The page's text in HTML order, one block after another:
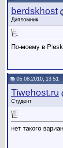
berdskhost
Дипломник
По-моему в
05.08.2010, 13:51
Tiwehost.ru
Студент
нет такого